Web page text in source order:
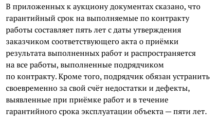
В приложенных к аукциону документах сказано, что
гарантийный срок на выполняемые по контракту
работы составляет пять лет с даты утверждения
заказчиком соответствующего акта о приёмки
результата выполненных работ и распространяется
на все работы, выполненные подрядчиком
по контракту. Кроме того, подрядчик обязан устранить
своевременно за свой счёт недостатки и дефекты,
выявленные при приёмке работ и в течение
гарантийного срока эксплуатации объекта — пяти лет.